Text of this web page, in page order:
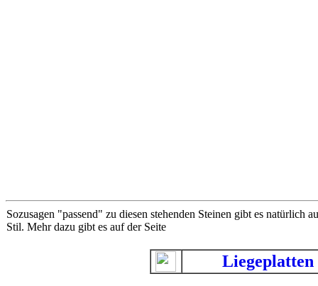
Sozusagen "passend" zu diesen stehenden Steinen gibt es natürlich
Stil. Mehr dazu gibt es auf der Seite
Liegeplatten